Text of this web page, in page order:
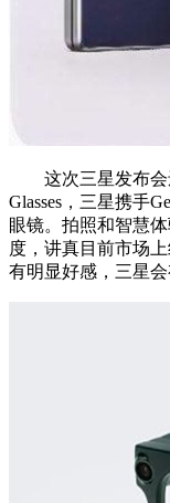
这次三星发布会
Glasses，三星携手
眼镜。拍照和智慧
度，讲真目前市场
有明显好感，三星会